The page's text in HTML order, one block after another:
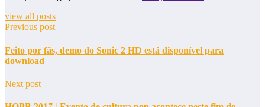
view all posts
Previous post
Feito por fãs, demo do Sonic 2 HD está disponível para
download
Next post